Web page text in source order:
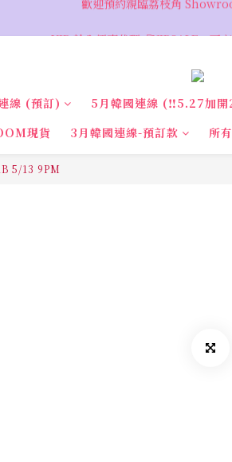
線 (預訂) 5月韓國連線 (‼️5.27加開
現貨 3月韓國連線-預訂款 所
5/13 9PM